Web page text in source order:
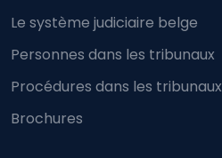
Le système judiciaire belge
Personnes dans les tribunaux
Procédures dans les tribunaux
Brochures